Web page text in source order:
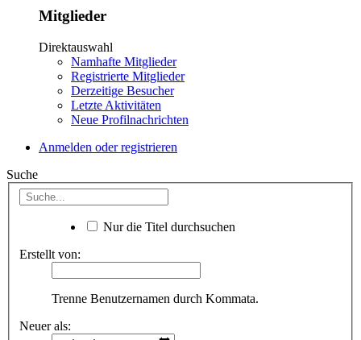
Mitglieder
Direktauswahl
Namhafte Mitglieder
Registrierte Mitglieder
Derzeitige Besucher
Letzte Aktivitäten
Neue Profilnachrichten
Anmelden oder registrieren
Suche
Nur die Titel durchsuchen
Erstellt von:
Trenne Benutzernamen durch Kommata.
Neuer als: